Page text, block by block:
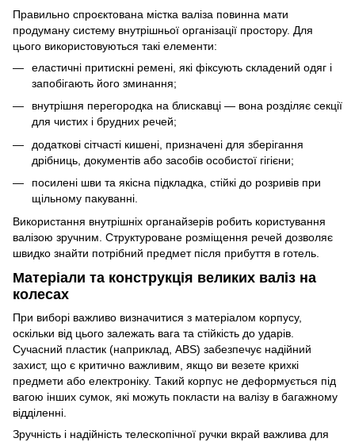
Правильно спроєктована містка валіза повинна мати
продуману систему внутрішньої організації простору. Для
цього використовуються такі елементи:
еластичні притискні ремені, які фіксують складений одяг і
запобігають його зминання;
внутрішня перегородка на блискавці — вона розділяє секції
для чистих і брудних речей;
додаткові сітчасті кишені, призначені для зберігання
дрібниць, документів або засобів особистої гігієни;
посилені шви та якісна підкладка, стійкі до розривів при
щільному пакуванні.
Використання внутрішніх органайзерів робить користування
валізою зручним. Структуроване розміщення речей дозволяє
швидко знайти потрібний предмет після прибуття в готель.
Матеріали та конструкція великих валіз на
колесах
При виборі важливо визначитися з матеріалом корпусу,
оскільки від цього залежать вага та стійкість до ударів.
Сучасний пластик (наприклад, ABS) забезпечує надійний
захист, що є критично важливим, якщо ви везете крихкі
предмети або електроніку. Такий корпус не деформується під
вагою інших сумок, які можуть покласти на валізу в багажному
відділенні.
Зручність і надійність телескопічної ручки вкрай важлива для